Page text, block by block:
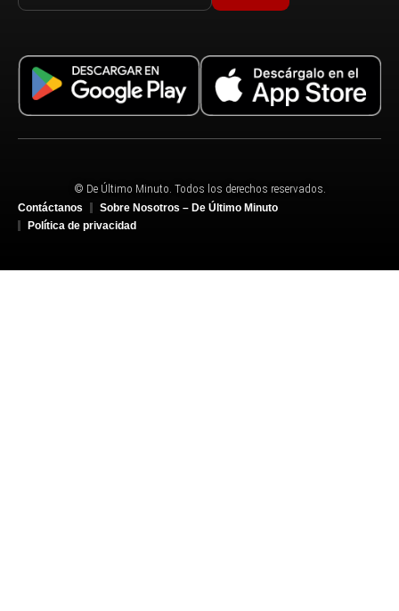
© De Último Minuto. Todos los derechos reservados.
Contáctanos
Sobre Nosotros – De Último Minuto
Política de privacidad